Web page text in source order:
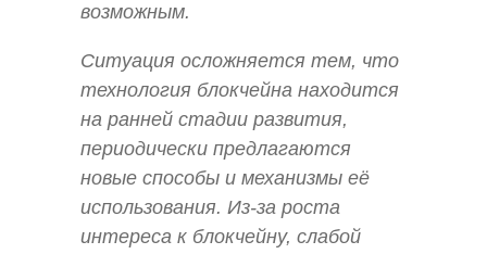
возможным.
Ситуация осложняется тем, что
технология блокчейна находится
на ранней стадии развития,
периодически предлагаются
новые способы и механизмы её
использования. Из-за роста
интереса к блокчейну, слабой